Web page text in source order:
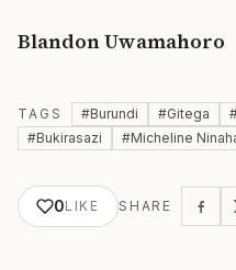
Blandon Uwamahoro
TAGS #Burundi #Gitega
#Bukirasazi #Micheline
0LIKE SHARE